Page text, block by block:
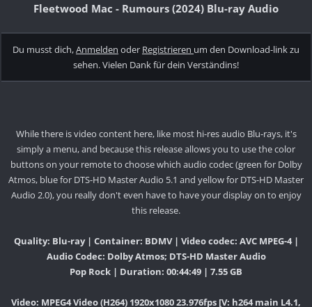
Fleetwood Mac - Rumours (2024) Blu-ray Audio
Du musst dich,Anmelden oder Registrieren um den Download-link zu
sehen. Vielen Dank für dein Verständins!
While there is video content here, like most hi-res audio Blu-rays, it's
simply a menu, and because this release allows you to use the color
buttons on your remote to choose which audio codec (green for Dolby
Atmos, blue for DTS-HD Master Audio 5.1 and yellow for DTS-HD Master
Audio 2.0), you really don't even have to have your display on to enjoy
this release.
Quality: Blu-ray | Container: BDMV | Video codec: AVC MPEG-4 |
Audio Codec: Dolby Atmos; DTS-HD Master Audio
Pop Rock | Duration: 00:44:49 | 7.55 GB
Video: MPEG4 Video (H264) 1920x1080 23.976fps [V: h264 main L4.1,